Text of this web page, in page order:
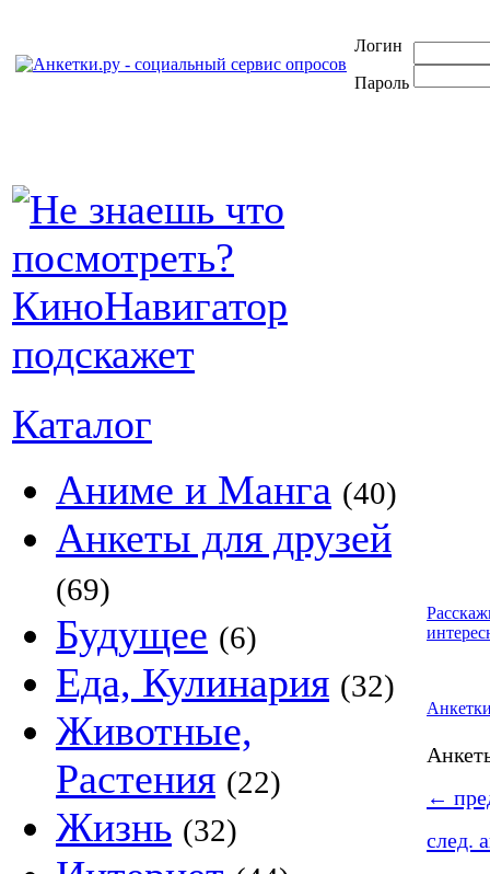
Логин
Пароль
Каталог
Аниме и Манга (40)
Анкеты для друзей
(69)
Будущее (6)
Еда, Кулинария (32)
Животные,
Растения (22)
Жизнь (32)
←
след.